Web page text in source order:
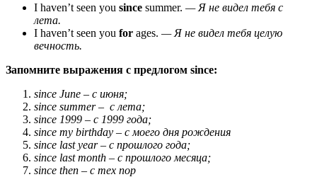
I haven’t seen you since summer. — Я не видел тебя с
лета.
I haven’t seen you for ages. — Я не видел тебя целую
вечность.
Запомните выражения с предлогом since:
since June – с июня;
since summer – с лета;
since 1999 – с 1999 года;
since my birthday – с моего дня рождения
since last year – с прошлого года;
since last month – с прошлого месяца;
since then – с тех пор